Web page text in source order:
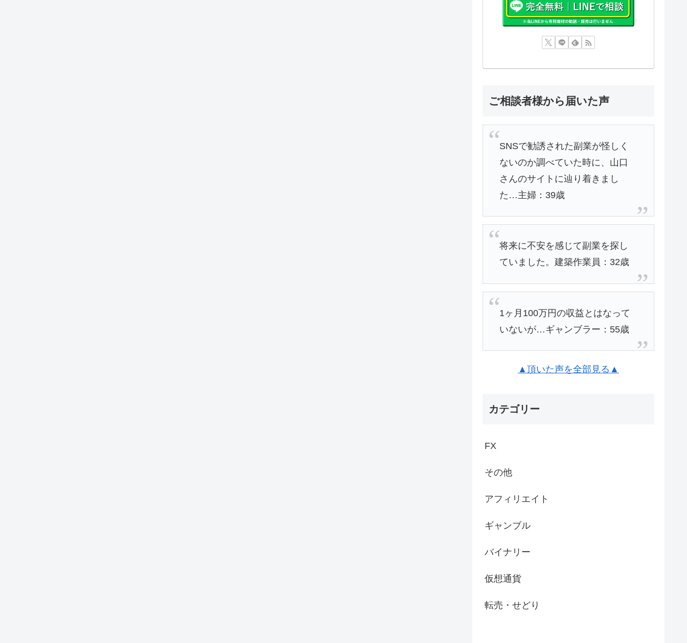
ご相談者様から届いた声
SNSで勧誘された副業が怪しく
ないのか調べていた時に、山口
さんのサイトに辿り着きまし
た…主婦：39歳
将来に不安を感じて副業を探し
ていました。建築作業員：32歳
1ヶ月100万円の収益とはなって
いないが…ギャンブラー：55歳
▲頂いた声を全部見る▲
カテゴリー
FX
その他
アフィリエイト
ギャンブル
バイナリー
仮想通貨
転売・せどり